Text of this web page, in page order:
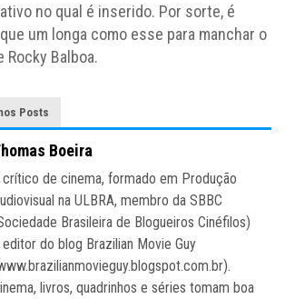
no qual é inserido. Por sorte, é
um longa como esse para manchar o
Rocky Balboa.
Posts
Boeira
de cinema, formado em Produção
na ULBRA, membro da SBBC
Brasileira de Blogueiros Cinéfilos)
do blog Brazilian Movie Guy
livros, quadrinhos e séries tomam boa